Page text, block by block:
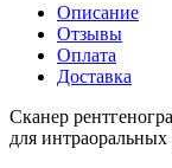
Описание
Отзывы
Оплата
Доставка
Сканер
для